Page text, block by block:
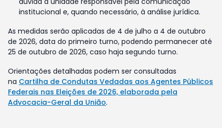
institucional e, quando necessário, à análise jurídica.
As medidas serão aplicadas de 4 de julho a 4 de outubro
de 2026, data do primeiro turno, podendo permanecer até
25 de outubro de 2026, caso haja segundo turno.
Orientações detalhadas podem ser consultadas
na Cartilha de Condutas Vedadas aos Agentes Públicos
Federais nas Eleições de 2026, elaborada pela
Advocacia-Geral da União.